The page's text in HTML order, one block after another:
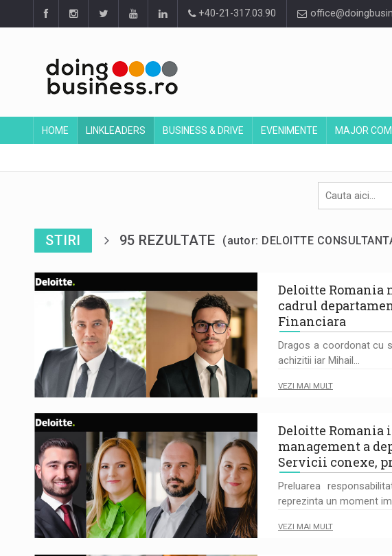
+40-21-317.03.90
HOME LINKLEADERS BUSINESS & DRIVE EVENIMENTE MAJOR
STIRI 95 REZULTATE (autor: DELOITTE
Deloitte Romania
cadrul
Financiara
Dragos a coordonat cu
achizitii iar Mihail…
VEZI MAI MULT
Deloitte Romania
management a
Servicii conexe,
Preluarea
reprezinta un moment
VEZI MAI MULT